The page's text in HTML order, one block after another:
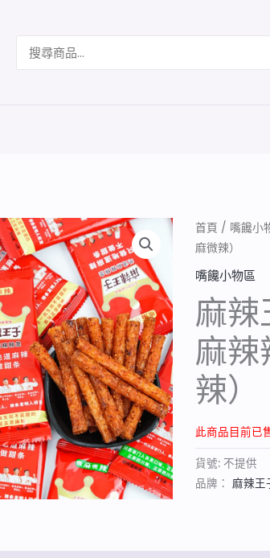
尋：
首頁 / 嘴饞小
麻微辣）
嘴饞小物區
麻
麻辣
辣）
此商品目前已
貨號: 不提供
品牌： 麻辣王